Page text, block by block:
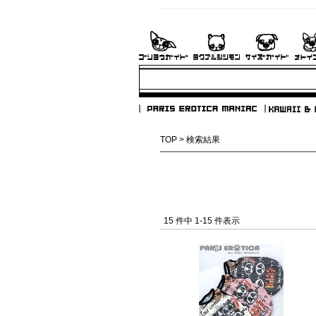
TOP > 検索結果
15 件中 1-15 件表示